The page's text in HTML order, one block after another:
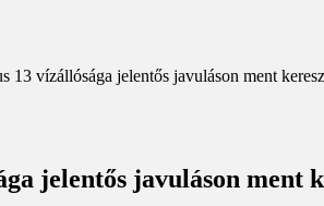
13 vízállósága jelentős javuláson ment
jelentős javuláson ment